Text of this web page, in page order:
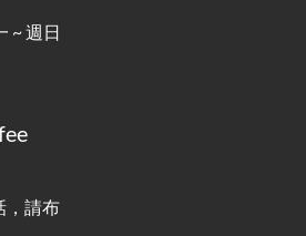
機簡易解決方案
Easy Solutions for Samsung
後不是OpenAI的API服
API-Compatible Services, But Not
~ 週日
，請布